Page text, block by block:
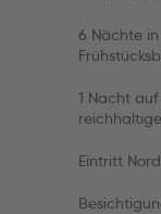
6 Nächte
1 Nacht
Eintritt